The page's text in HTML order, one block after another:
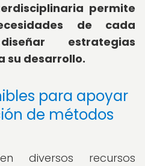
permite
de cada
estrategias
su desarrollo.
para apoyar
de métodos
diversos recursos